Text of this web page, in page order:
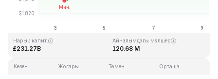
Соңғы жаңарту: 2026-08-09, 06:49 GMT+0
Нарық капит.
£231.27B
Айналымдағы мөлшер
120.68 M
Кезең Жоғары Төмен Орташа